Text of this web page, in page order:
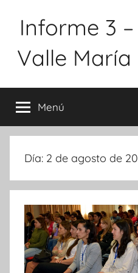
Informe 3
Valle María
Menú
Día: 2 de agosto de